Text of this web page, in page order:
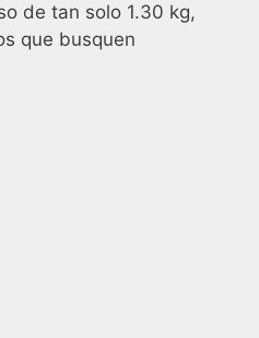
de tan solo 1.30 kg,
que busquen